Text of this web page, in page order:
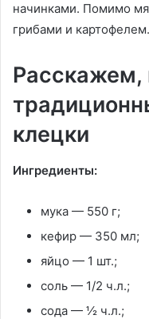
начинками. Помимо
грибами и картофелем.
Расскажем,
клецки
Ингредиенты:
мука — 550 г;
кефир — 350 мл;
яйцо — 1 шт.;
соль — 1/2 ч.л.;
сода — ½ ч.л.;